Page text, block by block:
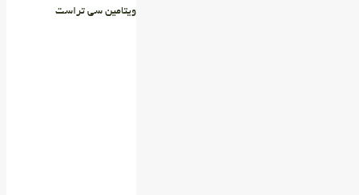
ویتامین سی تراست